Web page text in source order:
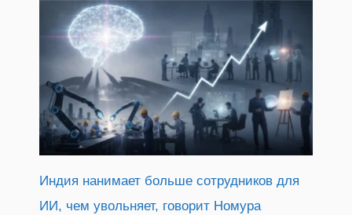
Индия нанимает больше сотрудников для
ИИ, чем увольняет, говорит Номура